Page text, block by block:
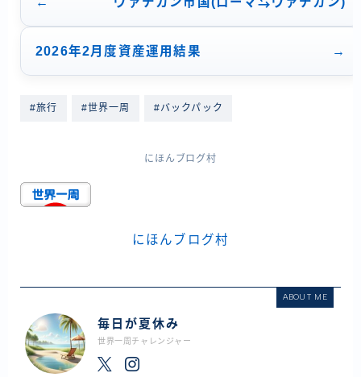
2026年2月度資産運用結果
#旅行 #世界一周 #バックパック
にほんブログ村
にほんブログ村
ABOUT ME
毎日が夏休み
世界一周チャレンジャー